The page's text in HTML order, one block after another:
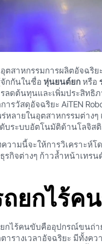
ตสาหกรรมการผลิตอัจฉริ
กกันในชื่อ หุ่นยนต์ยก หรือ
ลดต้นทุนและเพิ่มประสิท
ารวัสดุอัจฉริยะ AiTEN
หลายในอุตสาหกรรมต่าง
บระบบอัตโนมัติด้านโลจิส
วามนี้จะให้การวิเคราะห์โ
รกิจต่างๆ ก้าวล้ำหน้าเทร
ยกไร้ค
กไร้คนขับคืออุปกรณ์ขนถ่า
ารางเวลาอัจฉริยะ มีทั้งค